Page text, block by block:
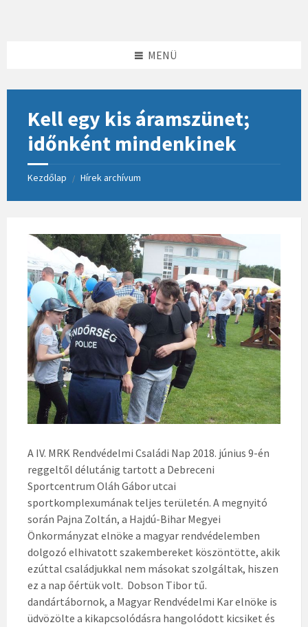
MENÜ
Kell egy kis áramszünet;
időnként mindenkinek
Kezdőlap / Hírek archívum
A IV. MRK Rendvédelmi Családi Nap 2018. június 9-én
reggeltől délutánig tartott a Debreceni
Sportcentrum Oláh Gábor utcai
sportkomplexumának teljes területén. A megnyitó
során Pajna Zoltán, a Hajdú-Bihar Megyei
Önkormányzat elnöke a magyar rendvédelemben
dolgozó elhivatott szakembereket köszöntötte, akik
ezúttal családjukkal nem másokat szolgáltak, hiszen
ez a nap őértük volt. Dobson Tibor tű.
dandártábornok, a Magyar Rendvédelmi Kar elnöke is
üdvözölte a kikapcsolódásra hangolódott kicsiket és